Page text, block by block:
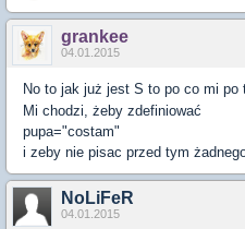
grankee
04.01.2015
No to jak już jest S to po co mi
Mi chodzi, żeby zdefiniować
pupa="costam"
i zeby nie pisac przed tym
NoLiFeR
04.01.2015